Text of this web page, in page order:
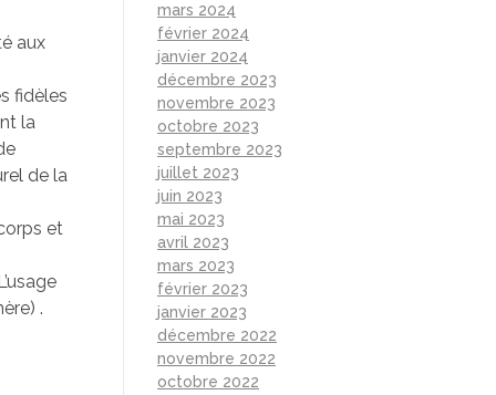
aux
fidèles
la
de la
et
.
mars 2024
février 2024
janvier 2024
décembre 2023
novembre 2023
octobre 2023
septembre 2023
juillet 2023
juin 2023
mai 2023
avril 2023
mars 2023
février 2023
janvier 2023
décembre 2022
novembre 2022
octobre 2022